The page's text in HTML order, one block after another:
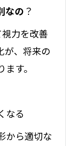
なの ？
力を改善
が、将来の
す。
なる
から適切な